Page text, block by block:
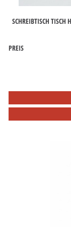
SCHREIBTISCH TISCH
PREIS